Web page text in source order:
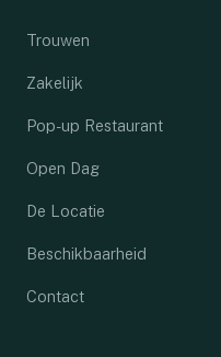
Trouwen
Zakelijk
Pop-up Restaurant
Open Dag
De Locatie
Beschikbaarheid
Contact